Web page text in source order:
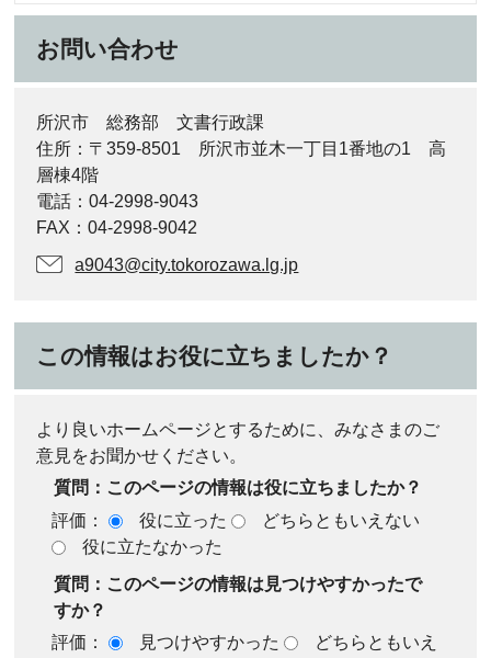
お問い合わせ
所沢市 総務部 文書行政課
住所：〒359-8501 所沢市並木一丁目1番地の1 高
層棟4階
電話：04-2998-9043
FAX：04-2998-9042
a9043@city.tokorozawa.lg.jp
この情報はお役に立ちましたか？
より良いホームページとするために、みなさまのご
意見をお聞かせください。
質問：このページの情報は役に立ちましたか？
評価：
役に立った
どちらともいえない
役に立たなかった
質問：このページの情報は見つけやすかったで
すか？
評価：
見つけやすかった
どちらともいえ